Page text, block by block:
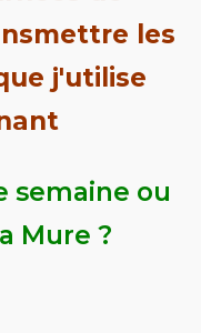
les
j'utilise
semaine ou
Mure ?